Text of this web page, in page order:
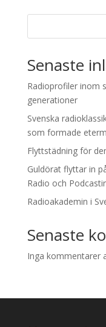
Senaste
Radioprofiler inom
generationer
Svenska
som formade
Flyttstädning för
Guldörat flyttar in
Radio och
Radioakademin i
Senaste
Inga kommentarer